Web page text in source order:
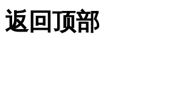
返回顶部